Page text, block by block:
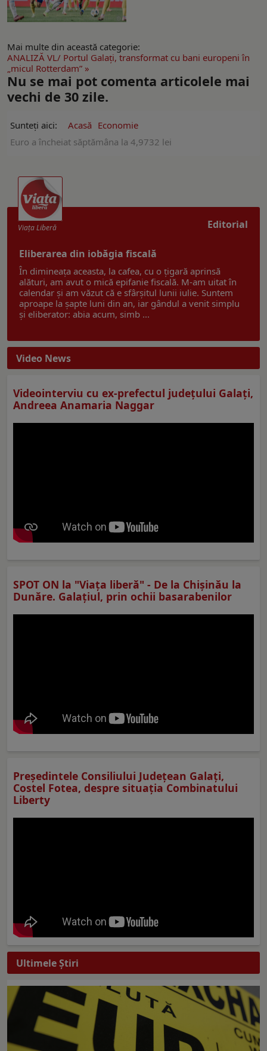
Mai multe din această categorie:
ANALIZĂ VL/ Portul Galaţi, transformat cu bani europeni în
„micul Rotterdam” »
Nu se mai pot comenta articolele mai
vechi de 30 zile.
Sunteți aici: Acasă Economie
Euro a încheiat săptămâna la 4,9732 lei
Editorial
Viaţa Liberă
Eliberarea din iobăgia fiscală
În dimineața aceasta, la cafea, cu o țigară aprinsă
alături, am avut o mică epifanie fiscală. M-am uitat în
calendar și am văzut că e sfârșitul lunii iulie. Suntem
aproape la șapte luni din an, iar gândul a venit simplu
și eliberator: abia acum, simb ...
Video News
Videointerviu cu ex-prefectul judeţului Galaţi,
Andreea Anamaria Naggar
SPOT ON la "Viaţa liberă" - De la Chișinău la
Dunăre. Galațiul, prin ochii basarabenilor
Preşedintele Consiliului Judeţean Galaţi,
Costel Fotea, despre situaţia Combinatului
Liberty
Ultimele Ştiri